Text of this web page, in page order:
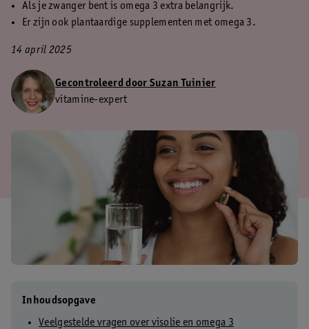
Als je zwanger bent is omega 3 extra belangrijk.
Er zijn ook plantaardige supplementen met omega 3.
14 april 2025
Gecontroleerd door Suzan Tuinier
vitamine-expert
Inhoudsopgave
Veelgestelde vragen over visolie en omega 3